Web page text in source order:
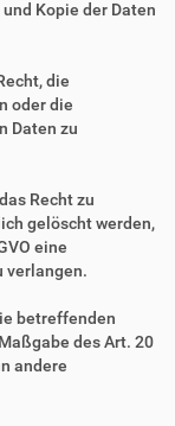
Kopie der Daten
die
oder die
Daten zu
Recht zu
gelöscht werden,
eine
verlangen.
betreffenden
des Art. 20
andere